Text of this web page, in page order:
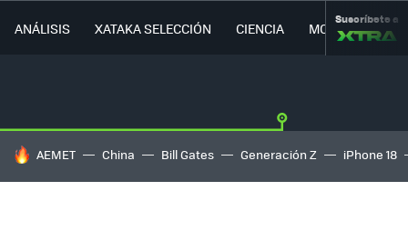
ANÁLISIS XATAKA SELECCIÓN CIENCIA MOVILIDAD
Suscríbete a
HOY SE HABLA DE
AEMET China Bill Gates Generación Z iPhone 18